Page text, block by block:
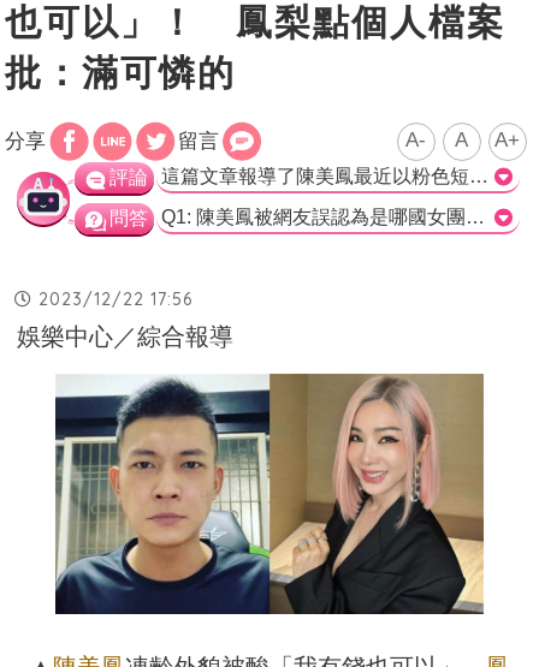
也可以」！ 鳳梨點個人檔案
批：滿可憐的
分享 留言 A- A A+
評論 這篇文章報導了陳美鳳最近以粉色短髮亮相的活動，強調她不僅擁有凍齡美貌，還有窈窕身材，讓人難以相信她已經67歲。文章還提到，陳美鳳的這個造型被網友誤認為是韓國女團成員，並引述了網友們的一些評論。另外，文章也報導了網紅鳳梨對於這些酸民的回應，她表示觀察到一些人批評陳美鳳的同時也留意到他們個人檔案中的一些特徵，認為他們屬於仇富、社會邊緣人、反社會人格等類型。這番言論引起許多網友的討論。 就整篇文章來說，它專注於介紹陳美鳳的新造型及她的年輕形象，以及網紅鳳梨對於酸民對陳美鳳的評論的回應。文章承載了一些網友的情緒和對社會現象的看法，但並未給出更深入的分析或評論。除此之外，這篇報導並沒有提供更多關於陳美鳳在娛樂圈或其他方面的資訊。 然而，這篇文章仍然成功地帶出了大量的討論，引起了網友的熱議。人們對於公眾人物的外貌和形象常常有著不同的評價，這篇文章也反映了這種現象。鳳梨的觀點呼應了一部分網民認為那些誹謗他人的人缺乏能力或自律的看法。但是，我們也應該意識到，言論和評論是每個人的權利，而不應該輕易對他人做出評斷。 ?的??，?篇文章提供了人???美?最新形象的?道，并引出了酸民和网?鳳梨之?的??。??主??然是????，但文章?理得并不深入，缺乏更多分析和背景信息。最后，我???鼓??极的??和尊重他人?利的言?。>
問答 Q1: 陳美鳳被網友誤認為是哪國女團成員？ A. 韓國女團 B. 台灣女團 C. 日本女團 D. 中國女團 正確答案：A. 韓國女團 Q2: 陳美鳳最近的新髮型是什麼顏色？ A. 棕色 B. 紅色 C. 黑色 D. 粉色 正確答案：D. 粉色 Q3: 網紅鳳梨對於網友的評論有何感想？ A. 感到困擾 B. 覺得好笑 C. 覺得可憐 D. 感到悲哀 正確答案：C. 覺得可憐
2023/12/22 17:56
娛樂中心／綜合報導